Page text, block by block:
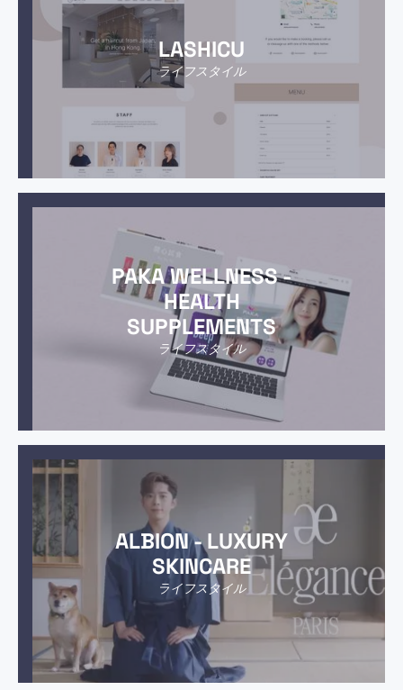
LASHICU
ライフスタイル
PAKA WELLNESS -
HEALTH
SUPPLEMENTS
ライフスタイル
ALBION - LUXURY
SKINCARE
ライフスタイル